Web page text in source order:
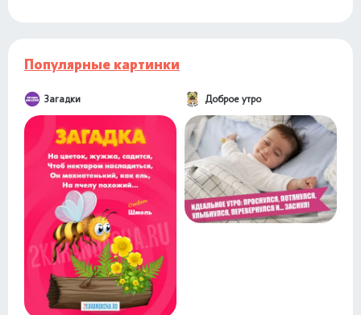
Популярные картинки
Загадки Доброе утро